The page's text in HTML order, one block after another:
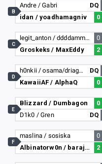
Andre / Gabri
DQ
idan / yoadhamagniv
0
B
legit_anton / ddddammm
0
Groskeks / MaxEddy
2
C
h0nkii / osama/driagonv
DQ
KawaiiAF / AlphaQ
0
D
Blizzard / Dumbagon
0
D1k0 / Gren
DQ
E
maslina / sosiska
0
Albinatorw0n / barajaklimb551
2
F